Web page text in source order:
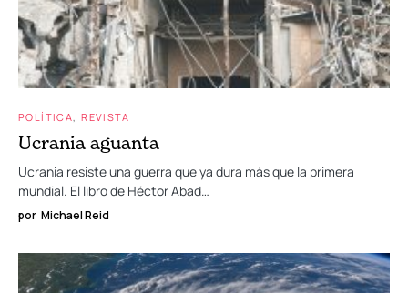
POLÍTICA REVISTA
Ucrania aguanta
Ucrania resiste una guerra que ya dura más que la primera
mundial. El libro de Héctor Abad…
por Michael Reid